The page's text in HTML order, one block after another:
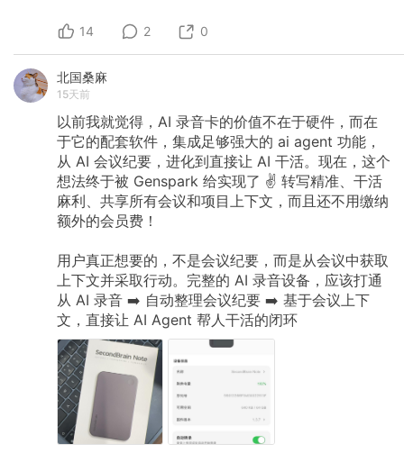
14 2 0
北国桑麻
15天前
以前我就觉得，AI 录音卡的价值不在于硬件，而在
于它的配套软件，集成足够强大的 ai agent 功能，
从 AI 会议纪要，进化到直接让 AI 干活。现在，这个
想法终于被 Genspark 给实现了 ✌️ 转写精准、干活
麻利、共享所有会议和项目上下文，而且还不用缴纳
额外的会员费！
用户真正想要的，不是会议纪要，而是从会议中获取
上下文并采取行动。完整的 AI 录音设备，应该打通
从 AI 录音 ➡️ 自动整理会议纪要 ➡️ 基于会议上下
文，直接让 AI Agent 帮人干活的闭环